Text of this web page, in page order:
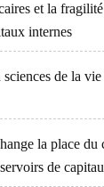
et la
internes
sciences de la
la place du
de